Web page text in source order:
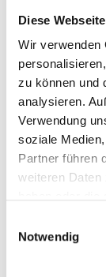
Diese
Wir verwenden
zu können und
analysieren.
Verwendung
soziale
Partner führen
weiteren Daten
Notwendig
Was
Wir machen
ist